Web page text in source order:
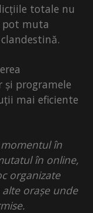
totale nu
pot muta
și programele
mai eficiente
în
în online,
organizate
orașe unde